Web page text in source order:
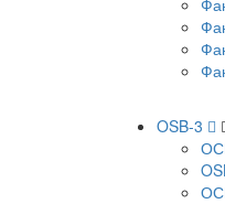
OSB-3